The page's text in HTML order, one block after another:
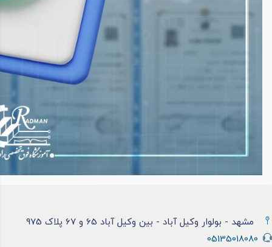
مشهد - بولوار وکیل آباد - بین وکیل آباد 65 و 67 پلاک 975
05135018080